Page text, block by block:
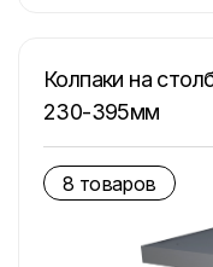
Колпаки на
230-395мм
8 товаров